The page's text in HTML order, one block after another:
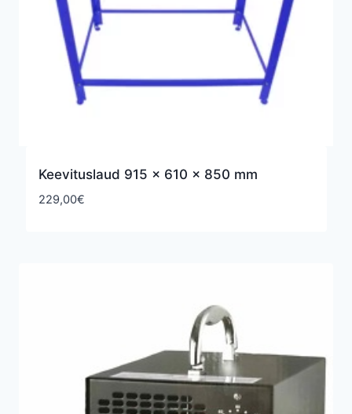
Keevituslaud 915 x 610 x 850 mm
229,00€